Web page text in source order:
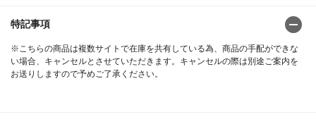
特記事項
※こちらの商品は複数サイトで在庫を共有している為、商品の手配ができな
い場合、キャンセルとさせていただきます。キャンセルの際は別途ご案内を
お送りしますので予めご了承ください。